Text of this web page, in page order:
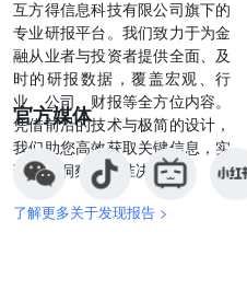
互方得信息科技有限公司旗下的
专业研报平台。我们致力于为金
融从业者与投资者提供全面、及
时的研报数据，覆盖宏观、行
业、公司、财报等全方位内容。
凭借前沿的技术与极简的设计，
我们助您高效获取关键信息，实
现深度洞察与精准决策。
了解更多关于发现报告 >
官方媒体